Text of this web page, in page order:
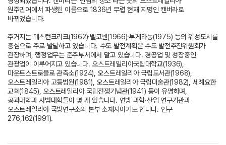
원주민어에서 파생된 이름으로 1836년 무렵 현재 지명인 캔버라로
바뀌었습니다.
주거지는 웨스턴크리크(1962)·벨코넨(1966)·투게라농(1975) 등의 위성도시를
중심으로 주로 발달하고 있습니다. 수도 발전계획은 수도 발전추진위원회가
관장하며, 행정업무는 준주부서에서 맡고 있습니다. 경공업 및 성장중인
관광업이 이루어지고 있습니다. 오스트레일리아국립대학교(1936),
마운트스트로믈로 관측소(1924), 오스트레일리아 국립도서관(1968),
오스트레일리아 고등법원(1981), 오스트레일리아 국립미술관(1982), 세례요한
교회(1845), 오스트레일리아 국립전쟁기념관(1941) 등이 유명하며,
공과대학과 사범대학들이 몇 개 있습니다. 연방 과학·산업 연구기관과
오스트레일리아 국방연구소의 본부 소재지이기도 합니다. 인구
276,162(1991).